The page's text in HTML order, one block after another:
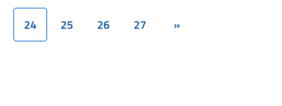
24(current)
25 26 27 »